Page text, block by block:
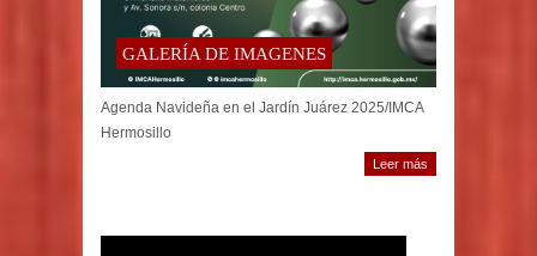
GALERÍA DE IMAGENES
Agenda Navideña en el Jardín Juárez 2025/IMCA
Hermosillo
Leer más